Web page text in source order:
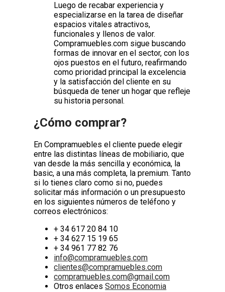
Luego de recabar experiencia y
especializarse en la tarea de diseñar
espacios vitales atractivos,
funcionales y llenos de valor.
Compramuebles.com sigue buscando
formas de innovar en el sector, con los
ojos puestos en el futuro, reafirmando
como prioridad principal la excelencia
y la satisfacción del cliente en su
búsqueda de tener un hogar que refleje
su historia personal.
¿Cómo comprar?
En Compramuebles el cliente puede elegir
entre las distintas líneas de mobiliario, que
van desde la más sencilla y económica, la
basic, a una más completa, la premium. Tanto
si lo tienes claro como si no, puedes
solicitar más información o un presupuesto
en los siguientes números de teléfono y
correos electrónicos:
+ 34 617 20 84 10
+ 34 627 15 19 65
+ 34 961 77 82 76
info@compramuebles.com
clientes@compramuebles.com
compramuebles.com@gmail.com
Otros enlacesSomos Economia